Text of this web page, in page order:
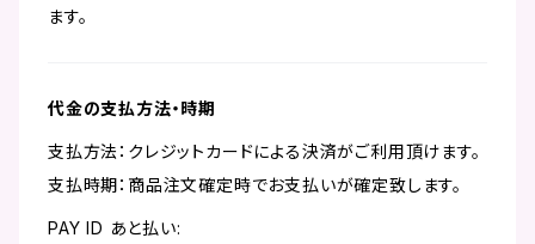
ます。
代金の支払方法・時期
支払方法：クレジットカードによる決済がご利用頂けます。
支払時期：商品注文確定時でお支払いが確定致します。
PAY ID あと払い: